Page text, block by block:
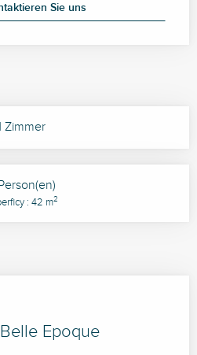
Sie uns
Zimmer
: 42 m2
Epoque